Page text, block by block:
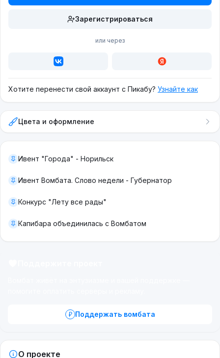
Зарегистрироваться
или через
Хотите перенести свой аккаунт с Пикабу? Узнайте как
Цвета и оформление
Ивент "Города" - Норильск
Ивент Вомбата. Слово недели - Губернатор
Конкурс "Лету все рады"
Капибара объединилась с Вомбатом
Поддержать вомбата
О проекте